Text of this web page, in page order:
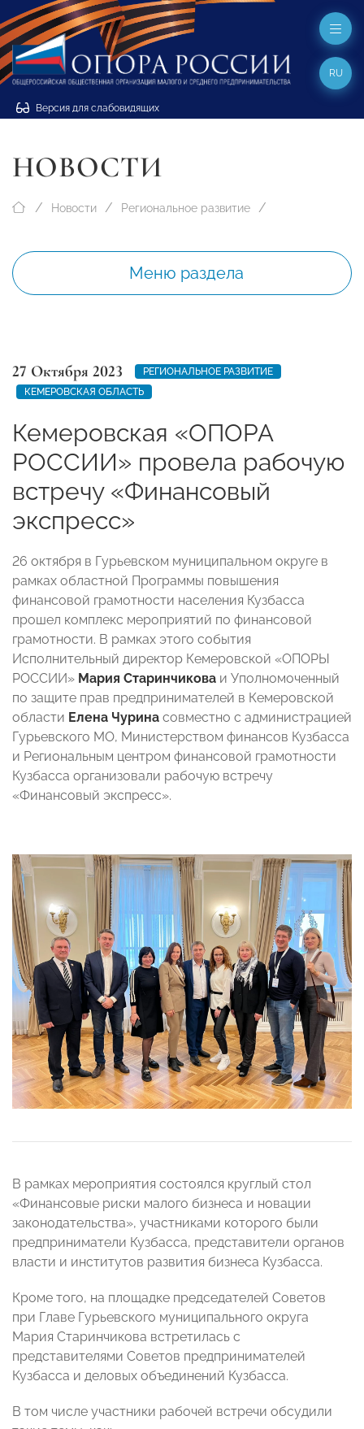
Версия для слабовидящих
RU
НОВОСТИ
Новости Региональное развитие
Меню раздела
27 Октября 2023
РЕГИОНАЛЬНОЕ РАЗВИТИЕ
КЕМЕРОВСКАЯ ОБЛАСТЬ
Кемеровская «ОПОРА
РОССИИ» провела рабочую
встречу «Финансовый
экспресс»
26 октября в Гурьевском муниципальном округе в
рамках областной Программы повышения
финансовой грамотности населения Кузбасса
прошел комплекс мероприятий по финансовой
грамотности. В рамках этого события
Исполнительный директор Кемеровской «ОПОРЫ
РОССИИ» Мария Старинчикова и Уполномоченный
по защите прав предпринимателей в Кемеровской
области Елена Чурина совместно с администрацией
Гурьевского МО, Министерством финансов Кузбасса
и Региональным центром финансовой грамотности
Кузбасса организовали рабочую встречу
«Финансовый экспресс».
В рамках мероприятия состоялся круглый стол
«Финансовые риски малого бизнеса и новации
законодательства», участниками которого были
предприниматели Кузбасса, представители органов
власти и институтов развития бизнеса Кузбасса.
Кроме того, на площадке председателей Советов
при Главе Гурьевского муниципального округа
Мария Старинчикова встретилась с
представителями Советов предпринимателей
Кузбасса и деловых объединений Кузбасса.
В том числе участники рабочей встречи обсудили